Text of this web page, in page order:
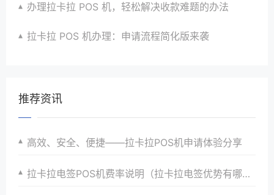
办理拉卡拉 POS 机，轻松解决收款难题的办法
拉卡拉 POS 机办理：申请流程简化版来袭
推荐资讯
高效、安全、便捷——拉卡拉POS机申请体验分享
拉卡拉电签POS机费率说明（拉卡拉电签优势有哪些？）